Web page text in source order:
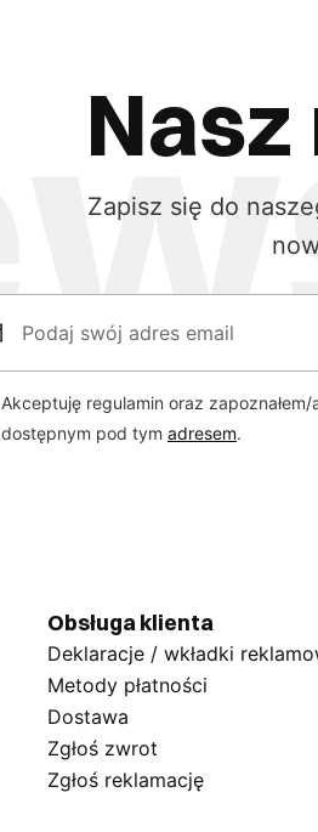
Zapisz się do
Akceptuję regulamin oraz
dostępnym pod tym adresem.
Obsługa klienta
Deklaracje / wkładki
Metody płatności
Dostawa
Zgłoś zwrot
Zgłoś reklamację